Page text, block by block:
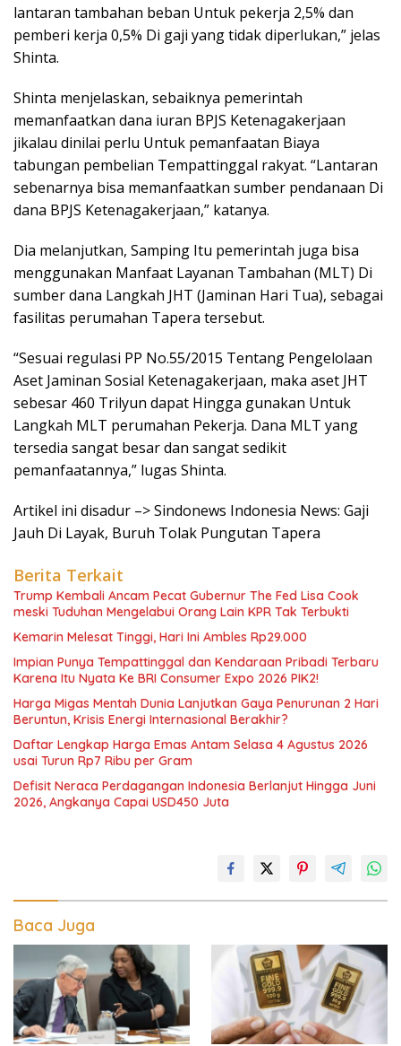
lantaran tambahan beban Untuk pekerja 2,5% dan
pemberi kerja 0,5% Di gaji yang tidak diperlukan,” jelas
Shinta.
Shinta menjelaskan, sebaiknya pemerintah
memanfaatkan dana iuran BPJS Ketenagakerjaan
jikalau dinilai perlu Untuk pemanfaatan Biaya
tabungan pembelian Tempattinggal rakyat. “Lantaran
sebenarnya bisa memanfaatkan sumber pendanaan Di
dana BPJS Ketenagakerjaan,” katanya.
Dia melanjutkan, Samping Itu pemerintah juga bisa
menggunakan Manfaat Layanan Tambahan (MLT) Di
sumber dana Langkah JHT (Jaminan Hari Tua), sebagai
fasilitas perumahan Tapera tersebut.
“Sesuai regulasi PP No.55/2015 Tentang Pengelolaan
Aset Jaminan Sosial Ketenagakerjaan, maka aset JHT
sebesar 460 Trilyun dapat Hingga gunakan Untuk
Langkah MLT perumahan Pekerja. Dana MLT yang
tersedia sangat besar dan sangat sedikit
pemanfaatannya,” lugas Shinta.
Artikel ini disadur –> Sindonews Indonesia News: Gaji
Jauh Di Layak, Buruh Tolak Pungutan Tapera
Berita Terkait
Trump Kembali Ancam Pecat Gubernur The Fed Lisa Cook
meski Tuduhan Mengelabui Orang Lain KPR Tak Terbukti
Kemarin Melesat Tinggi, Hari Ini Ambles Rp29.000
Impian Punya Tempattinggal dan Kendaraan Pribadi Terbaru
Karena Itu Nyata Ke BRI Consumer Expo 2026 PIK2!
Harga Migas Mentah Dunia Lanjutkan Gaya Penurunan 2 Hari
Beruntun, Krisis Energi Internasional Berakhir?
Daftar Lengkap Harga Emas Antam Selasa 4 Agustus 2026
usai Turun Rp7 Ribu per Gram
Defisit Neraca Perdagangan Indonesia Berlanjut Hingga Juni
2026, Angkanya Capai USD450 Juta
Baca Juga